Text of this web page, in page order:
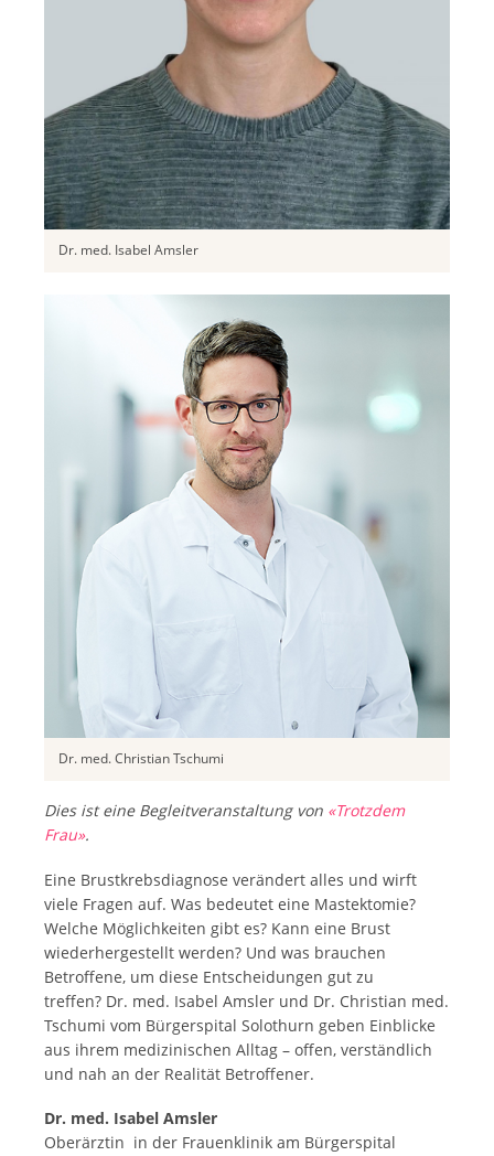
Dr. med. Isabel Amsler
Dr. med. Christian Tschumi
Dies ist eine Begleitveranstaltung von «Trotzdem
Frau».
Eine Brustkrebsdiagnose verändert alles und wirft
viele Fragen auf. Was bedeutet eine Mastektomie?
Welche Möglichkeiten gibt es? Kann eine Brust
wiederhergestellt werden? Und was brauchen
Betroffene, um diese Entscheidungen gut zu
treffen? Dr. med. Isabel Amsler und Dr. Christian med.
Tschumi vom Bürgerspital Solothurn geben Einblicke
aus ihrem medizinischen Alltag – offen, verständlich
und nah an der Realität Betroffener.
Dr. med. Isabel Amsler
Oberärztin in der Frauenklinik am Bürgerspital